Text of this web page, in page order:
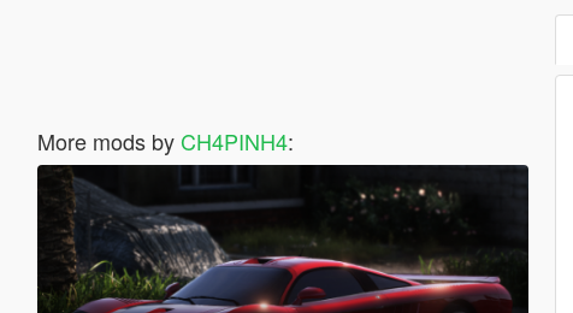
More mods by CH4PINH4: